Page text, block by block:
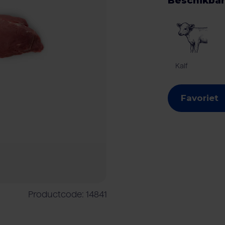
Vleesverwerkende industrie Rundveehouder
Productcode: 14841
Kalf
Favoriet